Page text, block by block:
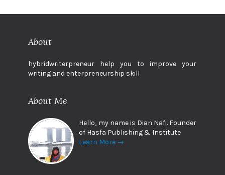
About
hybridwriterpreneur help you to improve your
writing and enterpreneurship skill
About Me
Hello, my name is Dian Nafi. Founder
of Hasfa Publishing & Institute
Learn More →